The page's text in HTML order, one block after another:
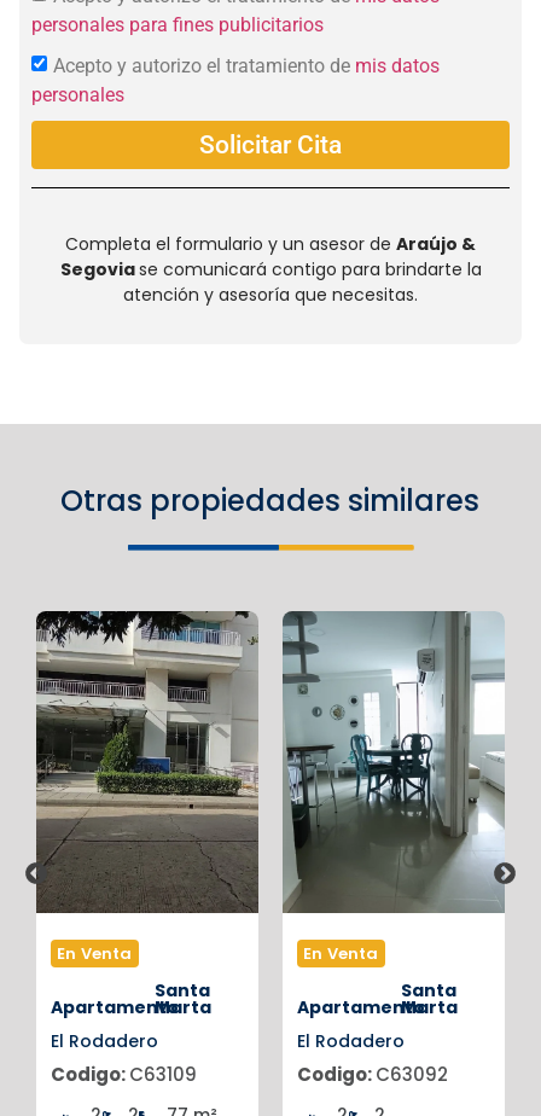
personales para fines publicitarios
Acepto y autorizo el tratamiento de mis datos
personales
Solicitar Cita
Completa el formulario y un asesor de Araújo &
Segoviase comunicará contigo para brindarte la
atención y asesoría que necesitas.
Otras propiedades similares
En Venta
Apartamento
Santa
Marta
El Rodadero
Codigo:C63109
En Venta
Apartamento
Santa
Marta
El Rodadero
Codigo:C63092